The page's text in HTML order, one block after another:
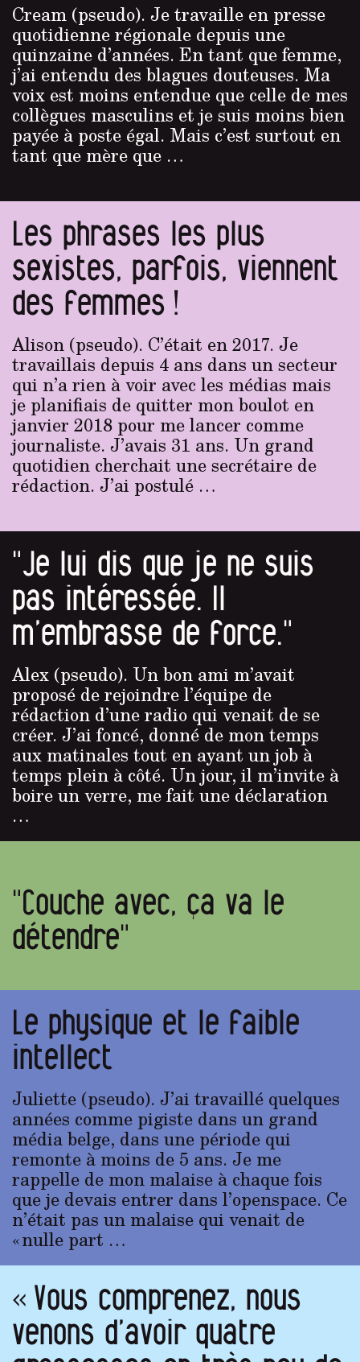
Cream (pseudo). Je travaille en presse
quotidienne régionale depuis une
quinzaine d’années. En tant que femme,
j’ai entendu des blagues douteuses. Ma
voix est moins entendue que celle de mes
collègues masculins et je suis moins bien
payée à poste égal. Mais c’est surtout en
tant que mère que …
Les phrases les plus
sexistes, parfois, viennent
des femmes !
Alison (pseudo). C’était en 2017. Je
travaillais depuis 4 ans dans un secteur
qui n’a rien à voir avec les médias mais
je planifiais de quitter mon boulot en
janvier 2018 pour me lancer comme
journaliste. J’avais 31 ans. Un grand
quotidien cherchait une secrétaire de
rédaction. J’ai postulé …
"Je lui dis que je ne suis
pas intéressée. Il
m’embrasse de force."
Alex (pseudo). Un bon ami m’avait
proposé de rejoindre l’équipe de
rédaction d’une radio qui venait de se
créer. J’ai foncé, donné de mon temps
aux matinales tout en ayant un job à
temps plein à côté. Un jour, il m’invite à
boire un verre, me fait une déclaration
…
"Couche avec, ça va le
détendre"
Le physique et le faible
intellect
Juliette (pseudo). J’ai travaillé quelques
années comme pigiste dans un grand
média belge, dans une période qui
remonte à moins de 5 ans. Je me
rappelle de mon malaise à chaque fois
que je devais entrer dans l’openspace. Ce
n’était pas un malaise qui venait de
« nulle part …
« Vous comprenez, nous
venons d’avoir quatre